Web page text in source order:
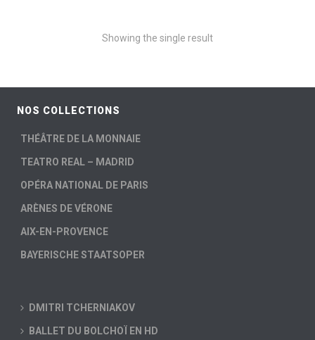
Showing the single result
NOS COLLECTIONS
THÉÂTRE DE LA MONNAIE
TEATRO REAL – MADRID
OPÉRA NATIONAL DE PARIS
ARÈNES DE VÉRONE
AIX-EN-PROVENCE
BAYERISCHE STAATSOPER
DMITRI TCHERNIAKOV
BALLET DU BOLCHOÏ EN HD